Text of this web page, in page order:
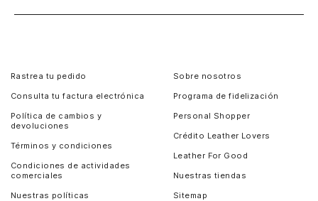
Rastrea tu pedido
Consulta tu factura electrónica
Política de cambios y
devoluciones
Términos y condiciones
Condiciones de actividades
comerciales
Nuestras políticas
Sobre nosotros
Programa de fidelización
Personal Shopper
Crédito Leather Lovers
Leather For Good
Nuestras tiendas
Sitemap